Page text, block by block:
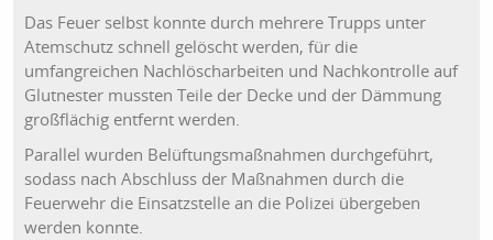
Das Feuer selbst konnte durch mehrere Trupps unter
Atemschutz schnell gelöscht werden, für die
umfangreichen Nachlöscharbeiten und Nachkontrolle auf
Glutnester mussten Teile der Decke und der Dämmung
großflächig entfernt werden.
Parallel wurden Belüftungsmaßnahmen durchgeführt,
sodass nach Abschluss der Maßnahmen durch die
Feuerwehr die Einsatzstelle an die Polizei übergeben
werden konnte.